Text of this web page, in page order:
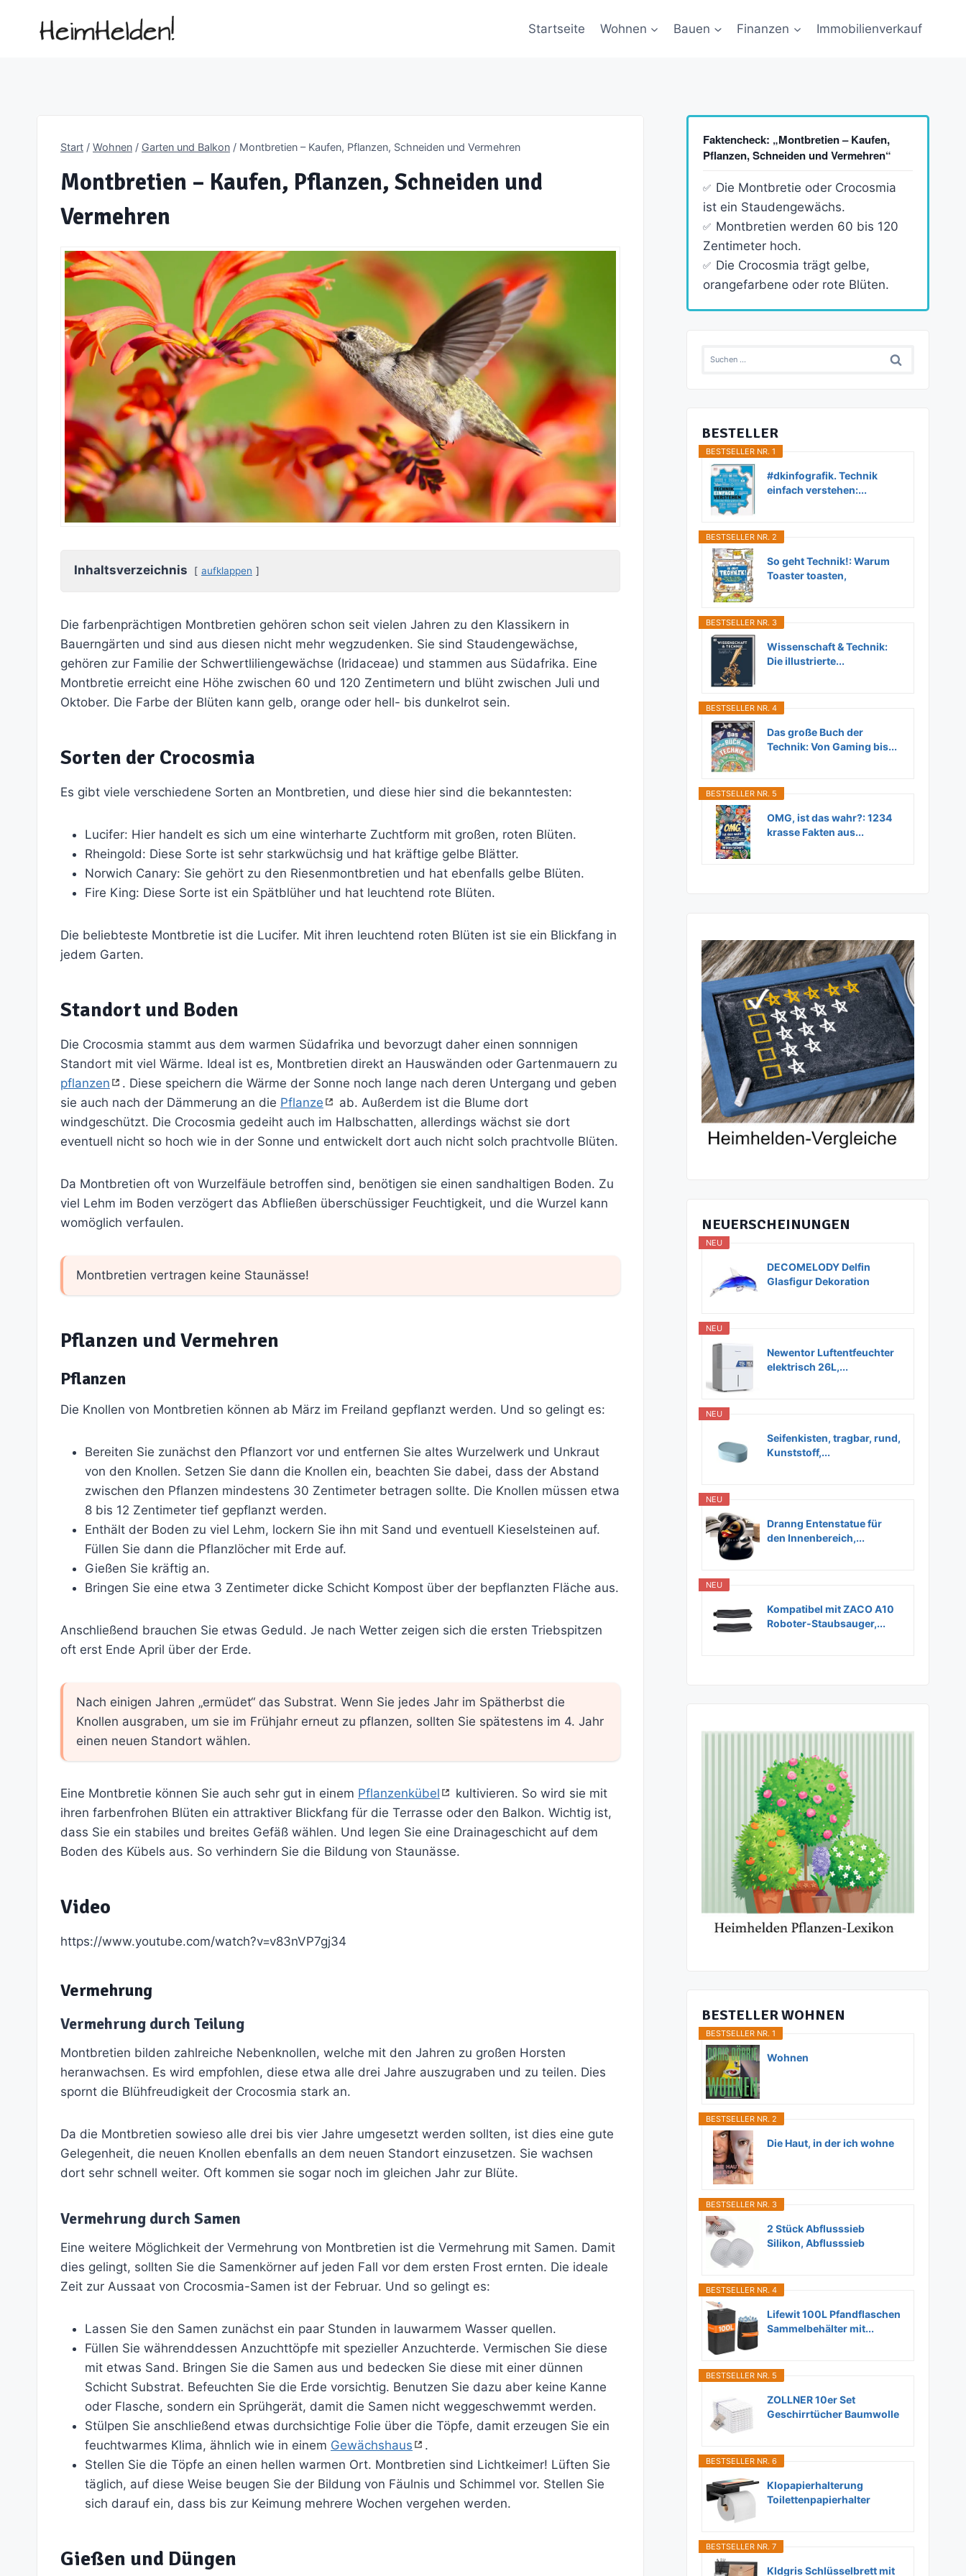
Startseite Wohnen Bauen Finanzen Immobilienverkauf
Start / Wohnen / Garten und Balkon / Montbretien – Kaufen, Pflanzen, Schneiden und Vermehren
Montbretien – Kaufen, Pflanzen, Schneiden und
Vermehren
Inhaltsverzeichnis aufklappen
Die farbenprächtigen Montbretien gehören schon seit vielen Jahren zu den Klassikern in
Bauerngärten und sind aus diesen nicht mehr wegzudenken. Sie sind Staudengewächse,
gehören zur Familie der Schwertliliengewächse (Iridaceae) und stammen aus Südafrika. Eine
Montbretie erreicht eine Höhe zwischen 60 und 120 Zentimetern und blüht zwischen Juli und
Oktober. Die Farbe der Blüten kann gelb, orange oder hell- bis dunkelrot sein.
Sorten der Crocosmia
Es gibt viele verschiedene Sorten an Montbretien, und diese hier sind die bekanntesten:
Lucifer: Hier handelt es sich um eine winterharte Zuchtform mit großen, roten Blüten.
Rheingold: Diese Sorte ist sehr starkwüchsig und hat kräftige gelbe Blätter.
Norwich Canary: Sie gehört zu den Riesenmontbretien und hat ebenfalls gelbe Blüten.
Fire King: Diese Sorte ist ein Spätblüher und hat leuchtend rote Blüten.
Die beliebteste Montbretie ist die Lucifer. Mit ihren leuchtend roten Blüten ist sie ein Blickfang in
jedem Garten.
Standort und Boden
Die Crocosmia stammt aus dem warmen Südafrika und bevorzugt daher einen sonnnigen
Standort mit viel Wärme. Ideal ist es, Montbretien direkt an Hauswänden oder Gartenmauern zu
pflanzen
. Diese speichern die Wärme der Sonne noch lange nach deren Untergang und geben
sie auch nach der Dämmerung an die Pflanze
ab. Außerdem ist die Blume dort
windgeschützt. Die Crocosmia gedeiht auch im Halbschatten, allerdings wächst sie dort
eventuell nicht so hoch wie in der Sonne und entwickelt dort auch nicht solch prachtvolle Blüten.
Da Montbretien oft von Wurzelfäule betroffen sind, benötigen sie einen sandhaltigen Boden. Zu
viel Lehm im Boden verzögert das Abfließen überschüssiger Feuchtigkeit, und die Wurzel kann
womöglich verfaulen.
Montbretien vertragen keine Staunässe!
Pflanzen und Vermehren
Pflanzen
Die Knollen von Montbretien können ab März im Freiland gepflanzt werden. Und so gelingt es:
Bereiten Sie zunächst den Pflanzort vor und entfernen Sie altes Wurzelwerk und Unkraut
von den Knollen. Setzen Sie dann die Knollen ein, beachten Sie dabei, dass der Abstand
zwischen den Pflanzen mindestens 30 Zentimeter betragen sollte. Die Knollen müssen etwa
8 bis 12 Zentimeter tief gepflanzt werden.
Enthält der Boden zu viel Lehm, lockern Sie ihn mit Sand und eventuell Kieselsteinen auf.
Füllen Sie dann die Pflanzlöcher mit Erde auf.
Gießen Sie kräftig an.
Bringen Sie eine etwa 3 Zentimeter dicke Schicht Kompost über der bepflanzten Fläche aus.
Anschließend brauchen Sie etwas Geduld. Je nach Wetter zeigen sich die ersten Triebspitzen
oft erst Ende April über der Erde.
Nach einigen Jahren „ermüdet“ das Substrat. Wenn Sie jedes Jahr im Spätherbst die
Knollen ausgraben, um sie im Frühjahr erneut zu pflanzen, sollten Sie spätestens im 4. Jahr
einen neuen Standort wählen.
Eine Montbretie können Sie auch sehr gut in einem Pflanzenkübel
kultivieren. So wird sie mit
ihren farbenfrohen Blüten ein attraktiver Blickfang für die Terrasse oder den Balkon. Wichtig ist,
dass Sie ein stabiles und breites Gefäß wählen. Und legen Sie eine Drainageschicht auf dem
Boden des Kübels aus. So verhindern Sie die Bildung von Staunässe.
Video
https://www.youtube.com/watch?v=v83nVP7gj34
Vermehrung
Vermehrung durch Teilung
Montbretien bilden zahlreiche Nebenknollen, welche mit den Jahren zu großen Horsten
heranwachsen. Es wird empfohlen, diese etwa alle drei Jahre auszugraben und zu teilen. Dies
spornt die Blühfreudigkeit der Crocosmia stark an.
Da die Montbretien sowieso alle drei bis vier Jahre umgesetzt werden sollten, ist dies eine gute
Gelegenheit, die neuen Knollen ebenfalls an dem neuen Standort einzusetzen. Sie wachsen
dort sehr schnell weiter. Oft kommen sie sogar noch im gleichen Jahr zur Blüte.
Vermehrung durch Samen
Eine weitere Möglichkeit der Vermehrung von Montbretien ist die Vermehrung mit Samen. Damit
dies gelingt, sollten Sie die Samenkörner auf jeden Fall vor dem ersten Frost ernten. Die ideale
Zeit zur Aussaat von Crocosmia-Samen ist der Februar. Und so gelingt es:
Lassen Sie den Samen zunächst ein paar Stunden in lauwarmem Wasser quellen.
Füllen Sie währenddessen Anzuchttöpfe mit spezieller Anzuchterde. Vermischen Sie diese
mit etwas Sand. Bringen Sie die Samen aus und bedecken Sie diese mit einer dünnen
Schicht Substrat. Befeuchten Sie die Erde vorsichtig. Benutzen Sie dazu aber keine Kanne
oder Flasche, sondern ein Sprühgerät, damit die Samen nicht weggeschwemmt werden.
Stülpen Sie anschließend etwas durchsichtige Folie über die Töpfe, damit erzeugen Sie ein
feuchtwarmes Klima, ähnlich wie in einem Gewächshaus
.
Stellen Sie die Töpfe an einen hellen warmen Ort. Montbretien sind Lichtkeimer! Lüften Sie
täglich, auf diese Weise beugen Sie der Bildung von Fäulnis und Schimmel vor. Stellen Sie
sich darauf ein, dass bis zur Keimung mehrere Wochen vergehen werden.
Gießen und Düngen
Faktencheck: „Montbretien – Kaufen,
Pflanzen, Schneiden und Vermehren“
Die Montbretie oder Crocosmia
ist ein Staudengewächs.
Montbretien werden 60 bis 120
Zentimeter hoch.
Die Crocosmia trägt gelbe,
orangefarbene oder rote Blüten.
Suchen
BESTELLER
BESTSELLER NR. 1
#dkinfografik. Technik
einfach verstehen:...
BESTSELLER NR. 2
So geht Technik!: Warum
Toaster toasten,
BESTSELLER NR. 3
Wissenschaft & Technik:
Die illustrierte...
BESTSELLER NR. 4
Das große Buch der
Technik: Von Gaming bis...
BESTSELLER NR. 5
OMG, ist das wahr?: 1234
krasse Fakten aus...
NEUERSCHEINUNGEN
NEU
DECOMELODY Delfin
Glasfigur Dekoration
NEU
Newentor Luftentfeuchter
elektrisch 26L,...
NEU
Seifenkisten, tragbar, rund,
Kunststoff,...
NEU
Dranng Entenstatue für
den Innenbereich,...
NEU
Kompatibel mit ZACO A10
Roboter-Staubsauger,...
BESTELLER WOHNEN
BESTSELLER NR. 1
Wohnen
BESTSELLER NR. 2
Die Haut, in der ich wohne
BESTSELLER NR. 3
2 Stück Abflusssieb
Silikon, Abflusssieb
BESTSELLER NR. 4
Lifewit 100L Pfandflaschen
Sammelbehälter mit...
BESTSELLER NR. 5
ZOLLNER 10er Set
Geschirrtücher Baumwolle
BESTSELLER NR. 6
Klopapierhalterung
Toilettenpapierhalter
BESTSELLER NR. 7
Kldgris Schlüsselbrett mit